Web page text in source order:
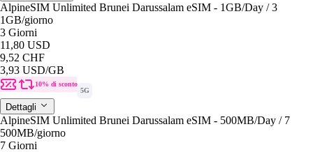
AlpineSIM Unlimited Brunei Darussalam eSIM - 1GB/Day / 3
1GB/giorno
3 Giorni
11,80 USD
9,52 CHF
3,93 USD/GB
10% di sconto
5G
Dettagli
AlpineSIM Unlimited Brunei Darussalam eSIM - 500MB/Day / 7
500MB/giorno
7 Giorni